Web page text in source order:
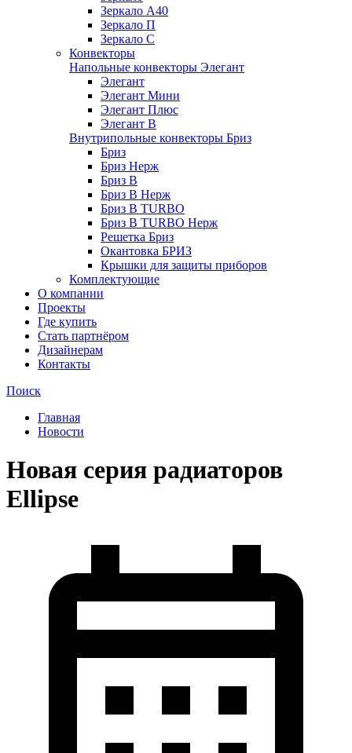
Зеркало А40
Зеркало П
Зеркало С
Конвекторы
Напольные конвекторы Элегант
Элегант
Элегант Мини
Элегант Плюс
Элегант В
Внутрипольные конвекторы Бриз
Бриз
Бриз Нерж
Бриз В
Бриз В Нерж
Бриз В TURBO
Бриз В TURBO Нерж
Решетка Бриз
Окантовка БРИЗ
Крышки для защиты приборов
Комплектующие
О компании
Проекты
Где купить
Стать партнёром
Дизайнерам
Контакты
Поиск
Главная
Новости
Новая серия радиаторов
Ellipse